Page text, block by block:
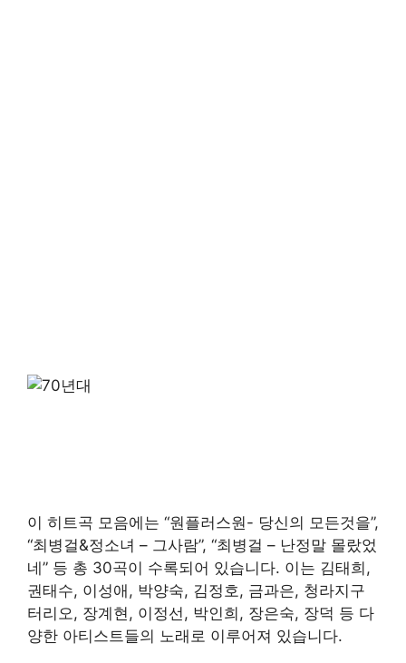
이 히트곡 모음에는 “원플러스원- 당신의 모든것을”,
“최병걸&정소녀 – 그사람”, “최병걸 – 난정말 몰랐었
네” 등 총 30곡이 수록되어 있습니다. 이는 김태희,
권태수, 이성애, 박양숙, 김정호, 금과은, 청라지구
터리오, 장계현, 이정선, 박인희, 장은숙, 장덕 등 다
양한 아티스트들의 노래로 이루어져 있습니다.